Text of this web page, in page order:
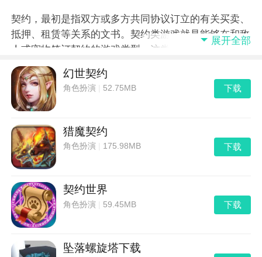
契约，最初是指双方或多方共同协议订立的有关买卖、
抵押、租赁等关系的文书。契约类游戏就是能够在和敌
人或宠物签订契约的游戏类型。这类游戏多以西方的魔
幻世界为游戏的主题背景，是一类契约、魔幻类游戏。
这类游戏因为题材比较新颖，所以也受到很多游戏玩家
的喜爱。今天去秀手游网小编就给大家整理了关于契约
的游戏合集。感兴趣的朋友不妨和小编一起看看，你想
象不到的好玩的游戏都在这里了。
展开全部
幻世契约
角色扮演 52.75MB 下载
猎魔契约
角色扮演 175.98MB 下载
契约世界
角色扮演 59.45MB 下载
坠落螺旋塔下载